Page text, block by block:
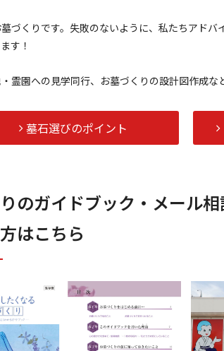
づくりです。失敗のないように、私たちアド
す！
霊園への見学同行、お墓づくりの設計図作成な
墓石選びのポイント
のガイドブック・メール相
はこちら